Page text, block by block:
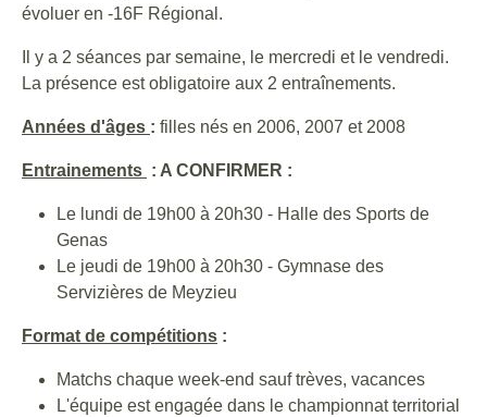
évoluer en -16F Régional.
Il y a 2 séances par semaine, le mercredi et le vendredi.
La présence est obligatoire aux 2 entraînements.
Années d'âges : filles nés en 2006, 2007 et 2008
Entrainements : A CONFIRMER :
Le lundi de 19h00 à 20h30 - Halle des Sports de
Genas
Le jeudi de 19h00 à 20h30 - Gymnase des
Servizières de Meyzieu
Format de compétitions :
Matchs chaque week-end sauf trèves, vacances
L'équipe est engagée dans le championnat territorial